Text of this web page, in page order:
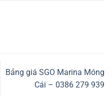
Bảng giá SGO Marina Móng
Cái – 0386 279 939